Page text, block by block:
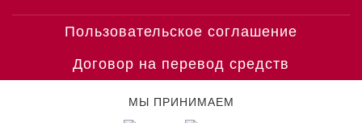
Пользовательское соглашение
Договор на перевод средств
МЫ ПРИНИМАЕМ